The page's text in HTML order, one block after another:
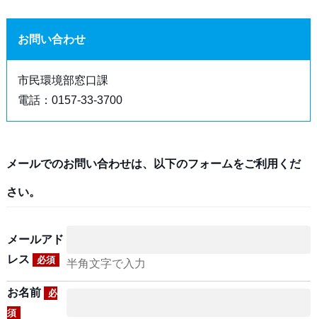
お問い合わせ
市民環境部窓口課
電話：0157-33-3700
メールでのお問い合わせは、以下のフォームをご利用くだ
さい。
メールアド
レス
必須 半角文字で入力
お名前
必
須